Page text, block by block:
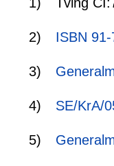
2) ISBN
3)
4) SE/KrA/
5)